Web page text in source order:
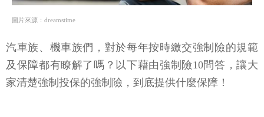
圖片來源：dreamstime
汽車族、機車族們，對於每年按時繳交強制險的規範
及保障都有瞭解了嗎？以下藉由強制險10問答，讓大
家清楚強制投保的強制險，到底提供什麼保障！